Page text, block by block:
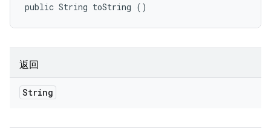
public String toString ()
返回
String